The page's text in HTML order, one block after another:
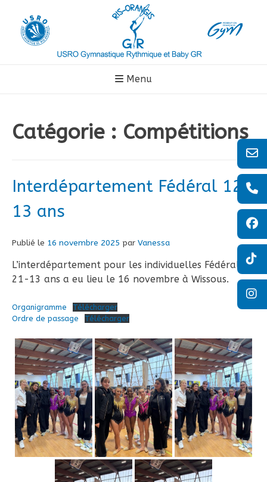
contenu
Menu
Catégorie : Compétitions
Interdépartement Fédéral 12-
13 ans
Publié le 16 novembre 2025 par Vanessa
L’interdépartement pour les individuelles Fédérales
21-13 ans a eu lieu le 16 novembre à Wissous.
Organigramme
Télécharger
Ordre de passage
Télécharger